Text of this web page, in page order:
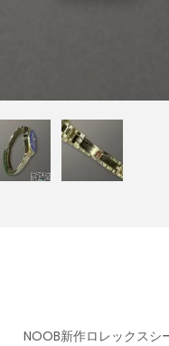
NOOB新作ロレックスシ